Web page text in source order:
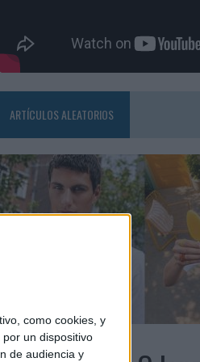
como cookies, y
un dispositivo
de audiencia y
ARTÍCULOS ALEATORIOS
08/2026